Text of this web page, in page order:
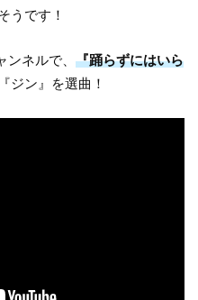
うです！
ンネルで、『踊らずにはいら
ジン』を選曲！